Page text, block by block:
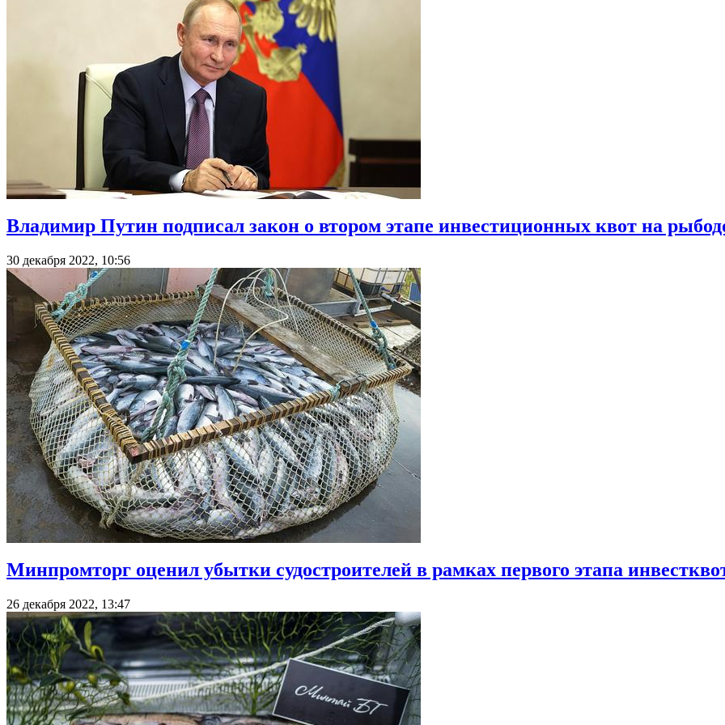
Владимир Путин подписал закон о втором этапе инвестиционных квот на
30 декабря 2022, 10:56
Минпромторг оценил убытки судостроителей в рамках первого этапа
26 декабря 2022, 13:47